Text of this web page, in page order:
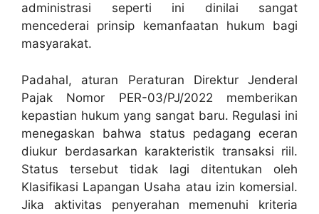
administrasi seperti ini dinilai sangat
mencederai prinsip kemanfaatan hukum bagi
masyarakat.
Padahal, aturan Peraturan Direktur Jenderal
Pajak Nomor PER-03/PJ/2022 memberikan
kepastian hukum yang sangat baru. Regulasi ini
menegaskan bahwa status pedagang eceran
diukur berdasarkan karakteristik transaksi riil.
Status tersebut tidak lagi ditentukan oleh
Klasifikasi Lapangan Usaha atau izin komersial.
Jika aktivitas penyerahan memenuhi kriteria